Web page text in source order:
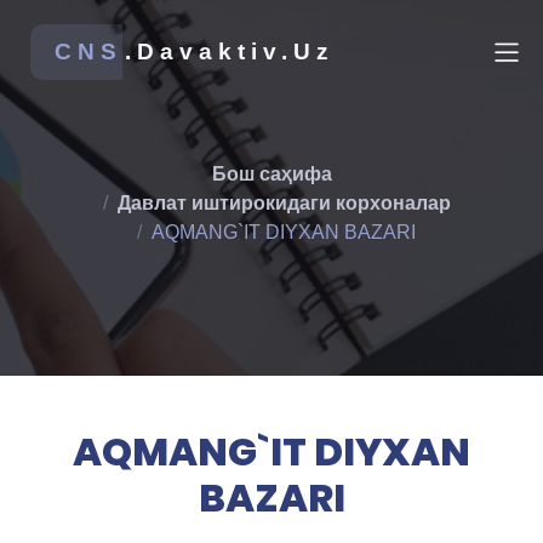
CNS .Davaktiv.Uz
Бош саҳифа
Давлат иштирокидаги корхоналар
AQMANG`IT DIYXAN BAZARI
AQMANG`IT DIYXAN
BAZARI